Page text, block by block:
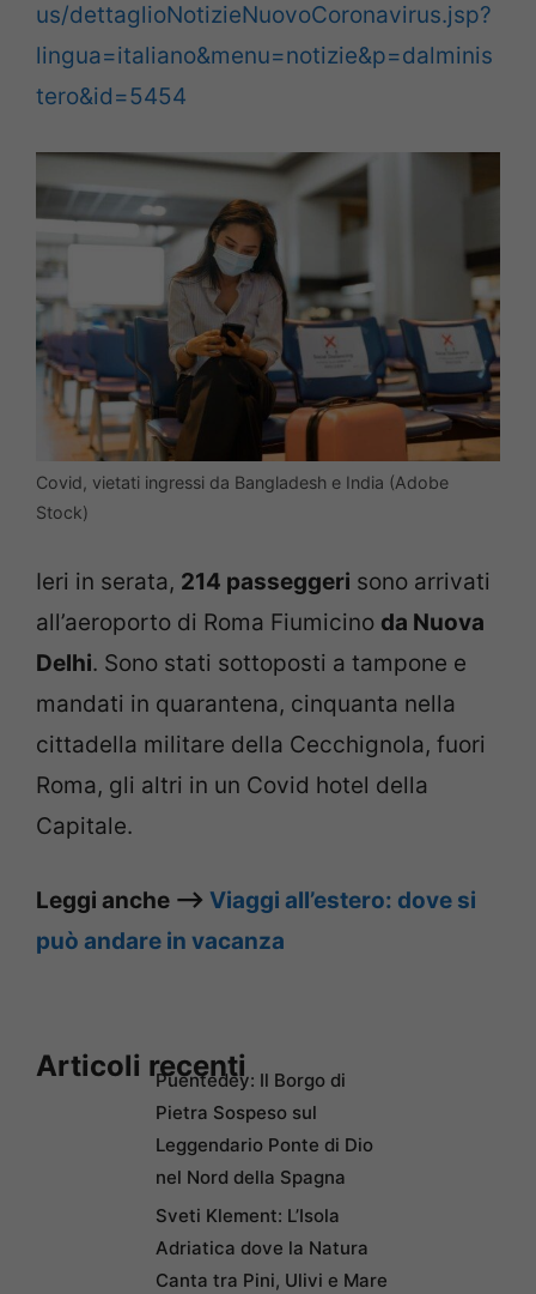
us/dettaglioNotizieNuovoCoronavirus.jsp?
lingua=italiano&menu=notizie&p=dalminis
tero&id=5454
Covid, vietati ingressi da Bangladesh e India (Adobe
Stock)
Ieri in serata, 214 passeggeri sono arrivati
all’aeroporto di Roma Fiumicino da Nuova
Delhi. Sono stati sottoposti a tampone e
mandati in quarantena, cinquanta nella
cittadella militare della Cecchignola, fuori
Roma, gli altri in un Covid hotel della
Capitale.
Leggi anche –> Viaggi all’estero: dove si
può andare in vacanza
Articoli recentiPuentedey: Il Borgo di
Pietra Sospeso sul
Leggendario Ponte di Dio
nel Nord della Spagna
Sveti Klement: L’Isola
Adriatica dove la Natura
Canta tra Pini, Ulivi e Mare